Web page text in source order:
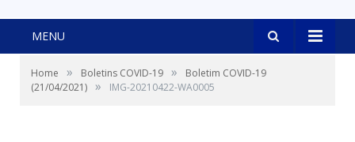
MENU
Home » Boletins COVID-19 »
Boletim COVID-19
(21/04/2021) » IMG-20210422-WA0005